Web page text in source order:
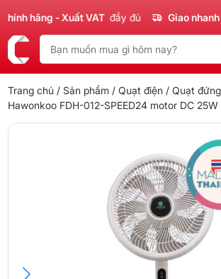
hãng - Xuất VAT đầy đủ Giao nhanh -
Trang chủ / Sản phẩm / Quạt điện / Quạt
Hawonkoo FDH-012-SPEED24 motor DC